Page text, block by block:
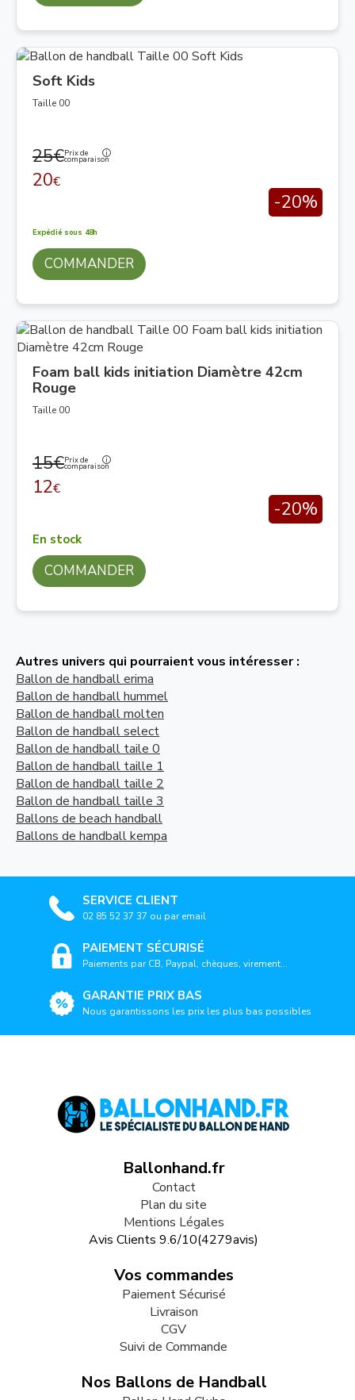
Soft Kids
Taille 00
25€Prix de
comparaison
20€
-20%
Expédié sous 48h
COMMANDER
Foam ball kids initiation Diamètre 42cm
Rouge
Taille 00
15€Prix de
comparaison
12€
-20%
En stock
COMMANDER
Autres univers qui pourraient vous intéresser :
Ballon de handball erima
Ballon de handball hummel
Ballon de handball molten
Ballon de handball select
Ballon de handball taile 0
Ballon de handball taille 1
Ballon de handball taille 2
Ballon de handball taille 3
Ballons de beach handball
Ballons de handball kempa
SERVICE CLIENT
02 85 52 37 37 ou par email
PAIEMENT SÉCURISÉ
Paiements par CB, Paypal, chèques, virement...
GARANTIE PRIX BAS
Nous garantissons les prix les plus bas possibles
Ballonhand.fr
Contact
Plan du site
Mentions Légales
Avis Clients 9.6/10(4279avis)
Vos commandes
Paiement Sécurisé
Livraison
CGV
Suivi de Commande
Nos Ballons de Handball